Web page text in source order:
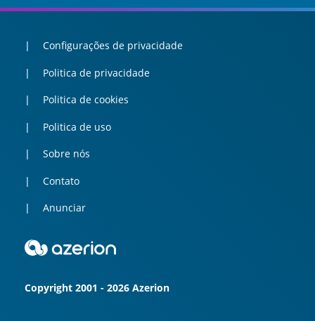
Configurações de privacidade
Politica de privacidade
Politica de cookies
Politica de uso
Sobre nós
Contato
Anunciar
Copyright 2001 - 2026 Azerion